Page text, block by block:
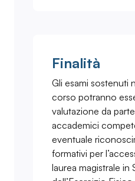
Finalità
Gli esami sostenuti
corso potranno
valutazione da
accademici
eventuale
formativi per
laurea magistrale in